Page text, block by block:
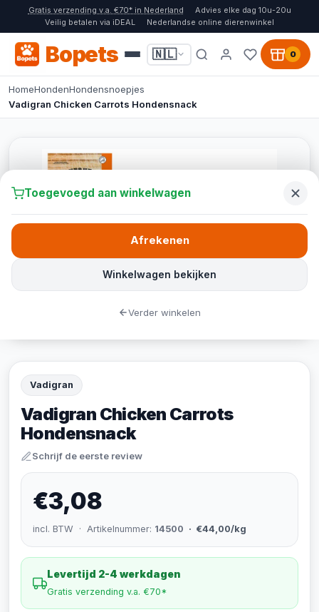
Gratis verzending v.a. €70* in Nederland
Advies elke dag 10u-20u
Veilig betalen via iDEAL
Nederlandse online dierenwinkel
Bopets 🇳🇱 0
HomeHondenHondensnoepjes
Vadigran Chicken Carrots Hondensnack
Vadigran
Vadigran Chicken Carrots
Hondensnack
Schrijf de eerste review
€3,08
incl. BTW · Artikelnummer: 14500 · €44,00/kg
Levertijd 2-4 werkdagen
Gratis verzending v.a. €70*
Toegevoegd aan winkelwagen
Winkelwagen bekijken
Afrekenen
Verder winkelen